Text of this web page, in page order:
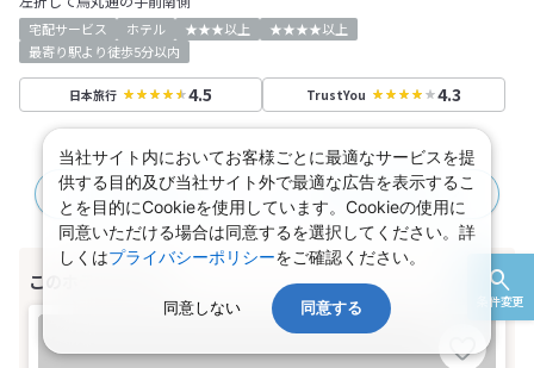
条件変更
宅配サービス ホテル ★★★以上
★★★★以上
最寄り駅より徒歩5分以内
日本旅行 4.5 TrustYou 4.3
JR＋宿泊プラン 航空＋宿泊プラン
当社サイト内においてお客様ごとに最適なサービスを提
供する目的及び当社サイト外で最適な広告を表示するこ
とを目的にCookieを使用しています。Cookieの使用に
同意いただける場合は同意するを選択してください。詳
しくはプライバシーポリシーをご確認ください。
同意しない 同意する